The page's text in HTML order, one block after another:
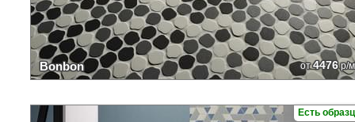
Bonbon от4476р/
Есть